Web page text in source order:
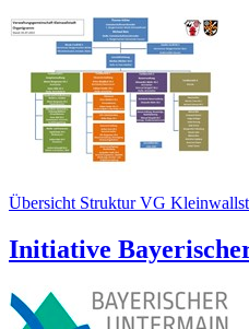
Übersicht Struktur VG
Initiative